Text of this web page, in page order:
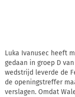
Luka Ivanusec heeft
gedaan in groep D
wedstrijd leverde de
de openingstreffer
verslagen. Omdat